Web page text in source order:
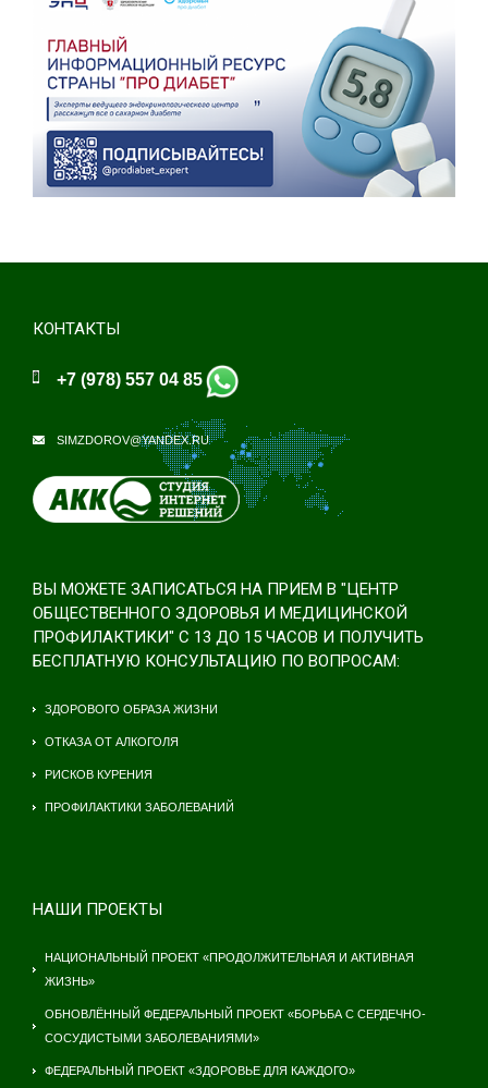
КОНТАКТЫ
+7 (978) 557 04 85
SIMZDOROV@YANDEX.RU
ВЫ МОЖЕТЕ ЗАПИСАТЬСЯ НА ПРИЕМ В "ЦЕНТР
ОБЩЕСТВЕННОГО ЗДОРОВЬЯ И МЕДИЦИНСКОЙ
ПРОФИЛАКТИКИ" С 13 ДО 15 ЧАСОВ И ПОЛУЧИТЬ
БЕСПЛАТНУЮ КОНСУЛЬТАЦИЮ ПО ВОПРОСАМ:
ЗДОРОВОГО ОБРАЗА ЖИЗНИ
ОТКАЗА ОТ АЛКОГОЛЯ
РИСКОВ КУРЕНИЯ
ПРОФИЛАКТИКИ ЗАБОЛЕВАНИЙ
НАШИ ПРОЕКТЫ
НАЦИОНАЛЬНЫЙ ПРОЕКТ «ПРОДОЛЖИТЕЛЬНАЯ И АКТИВНАЯ
ЖИЗНЬ»
ОБНОВЛЁННЫЙ ФЕДЕРАЛЬНЫЙ ПРОЕКТ «БОРЬБА С СЕРДЕЧНО-
СОСУДИСТЫМИ ЗАБОЛЕВАНИЯМИ»
ФЕДЕРАЛЬНЫЙ ПРОЕКТ «ЗДОРОВЬЕ ДЛЯ КАЖДОГО»